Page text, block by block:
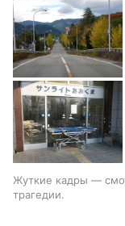
Жуткие кадры —
трагедии.